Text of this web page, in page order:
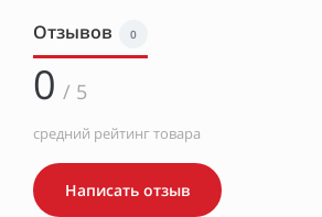
Отзывов 0
0 / 5
средний рейтинг товара
Написать отзыв